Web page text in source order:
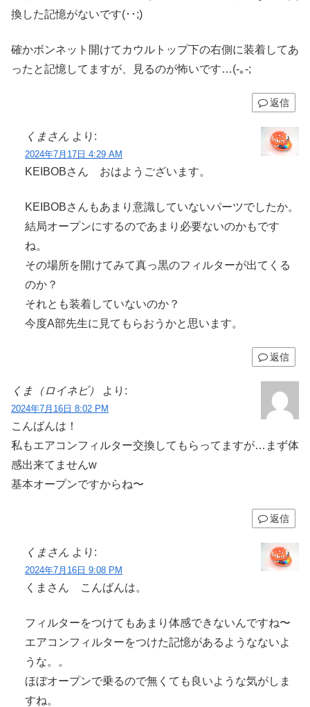
換した記憶がないです(･･;)
確かボンネット開けてカウルトップ下の右側に装着してあ
ったと記憶してますが、見るのが怖いです…(-｡-;
返信
くまさん より:
2024年7月17日 4:29 AM
KEIBOBさん おはようございます。
KEIBOBさんもあまり意識していないパーツでしたか。
結局オープンにするのであまり必要ないのかもです
ね。
その場所を開けてみて真っ黒のフィルターが出てくる
のか？
それとも装着していないのか？
今度A部先生に見てもらおうかと思います。
返信
くま（ロイネビ） より:
2024年7月16日 8:02 PM
こんばんは！
私もエアコンフィルター交換してもらってますが…まず体
感出来てませんw
基本オープンですからね〜
返信
くまさん より:
2024年7月16日 9:08 PM
くまさん こんばんは。
フィルターをつけてもあまり体感できないんですね〜
エアコンフィルターをつけた記憶があるようなないよ
うな。。
ほぼオープンで乗るので無くても良いような気がしま
すね。